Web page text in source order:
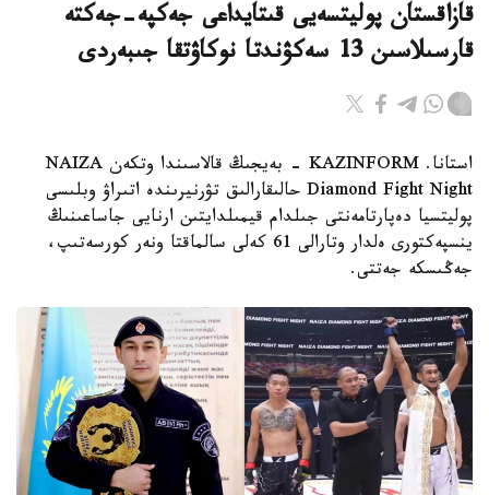
قازاقستان پوليتسەيى قىتايداعى جەكپە-جەكتە
قارسىلاسىن 13 سەكۋندتا نوكاۋتقا جىبەردى
استانا. KAZINFORM - بەيجىڭ قالاسىندا وتكەن NAIZA
Diamond Fight Night حالىقارالىق تۋرنيرىندە اتىراۋ وبلىسى
پوليتسيا دەپارتامەنتى جىلدام قيمىلدايتىن ارنايى جاساعىنىڭ
ينسپەكتورى ەلدار وتارالى 61 كەلى سالماقتا ونەر كورسەتىپ،
جەڭىسكە جەتتى.